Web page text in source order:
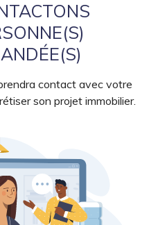
contact avec votre
son projet immobilier.